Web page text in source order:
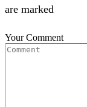
are marked
Your Comment